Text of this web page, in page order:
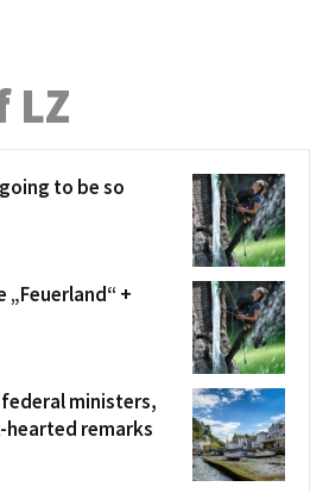
LZ
going to be so
„Feuerland“ +
ministers,
hearted remarks